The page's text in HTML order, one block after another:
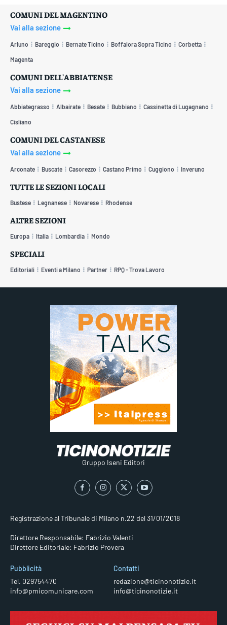
COMUNI DEL MAGENTINO
Vai alla sezione
Arluno Bareggio Bernate Ticino Boffalora Sopra Ticino Corbetta
Magenta
COMUNI DELL'ABBIATENSE
Vai alla sezione
Abbiategrasso Albairate Besate Bubbiano Cassinetta di Lugagnano
Cisliano
COMUNI DEL CASTANESE
Vai alla sezione
Arconate Buscate Casorezzo Castano Primo Cuggiono Inveruno
TUTTE LE SEZIONI LOCALI
Bustese Legnanese Novarese Rhodense
ALTRE SEZIONI
Europa Italia Lombardia Mondo
SPECIALI
Editoriali Eventi a Milano Partner RPQ - Trova Lavoro
Gruppo Iseni Editori
Registrazione al Tribunale di Milano n.22 del 31/01/2018
Direttore Responsabile: Fabrizio Valenti
Direttore Editoriale: Fabrizio Provera
Pubblicità
Tel. 029754470
info@pmicomunicare.com
Contatti
redazione@ticinonotizie.it
info@ticinonotizie.it